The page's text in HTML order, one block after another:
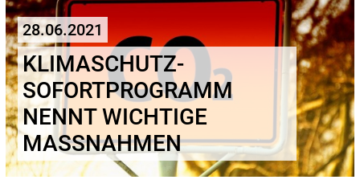
28.06.2021
KLIMASCHUTZ-
SOFORTPROGRAMM
NENNT WICHTIGE
MASSNAHMEN